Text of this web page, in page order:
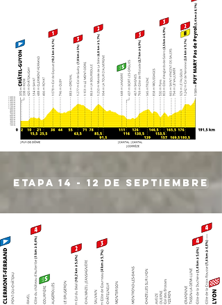
etapa 14 - 12 de septiembre